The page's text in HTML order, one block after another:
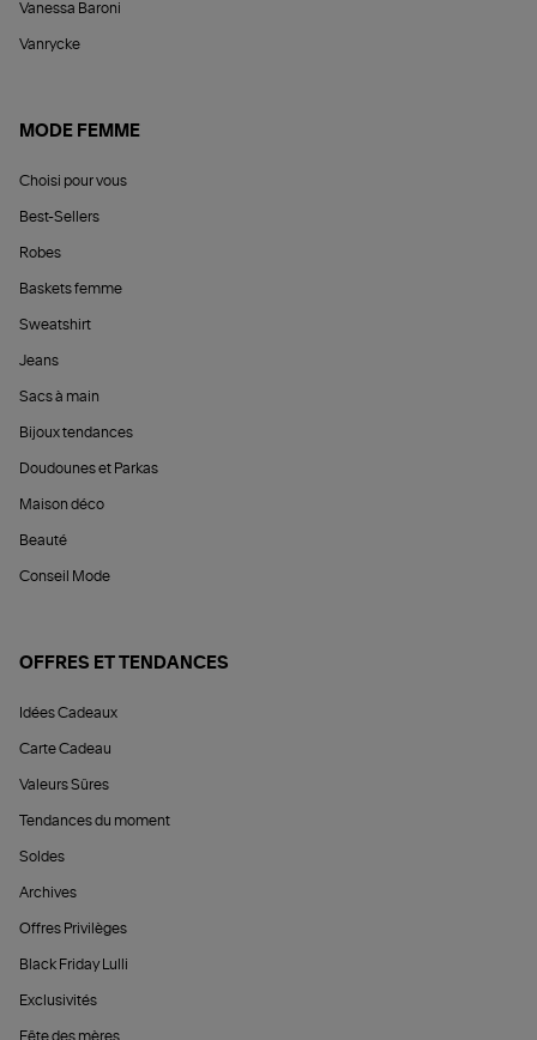
Vanessa Baroni
Vanrycke
MODE FEMME
Choisi pour vous
Best-Sellers
Robes
Baskets femme
Sweatshirt
Jeans
Sacs à main
Bijoux tendances
Doudounes et Parkas
Maison déco
Beauté
Conseil Mode
OFFRES ET TENDANCES
Idées Cadeaux
Carte Cadeau
Valeurs Sûres
Tendances du moment
Soldes
Archives
Offres Privilèges
Black Friday Lulli
Exclusivités
Fête des mères